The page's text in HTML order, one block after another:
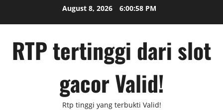
August 8, 2026 6:00:59 PM
RTP tertinggi dari slot
gacor Valid!
Rtp tinggi yang terbukti Valid!